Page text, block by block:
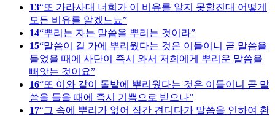
13 또 가라사대 너희가 이 비유를 알지 못할진대 어떻게
모든 비유를 알겠느뇨
14 뿌리는 자는 말씀을 뿌리는 것이라
15 말씀이 길 가에 뿌리웠다는 것은 이들이니 곧 말씀을
들었을 때에 사단이 즉시 와서 저희에게 뿌리운 말씀을
빼앗는 것이요
16 또 이와 같이 돌밭에 뿌리웠다는 것은 이들이니 곧 말
씀을 들을 때에 즉시 기쁨으로 받으나
17 그 속에 뿌리가 없어 잠간 견디다가 말씀을 인하여 환